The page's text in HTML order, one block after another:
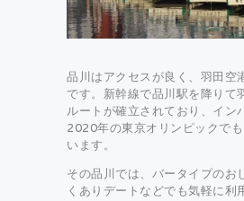
品川はアクセスが良く、羽田空
です。新幹線で品川駅を降りて
ルートが確立されており、イン
2020年の東京オリンピックで
います。
その品川では、バータイプのお
くありデートなどでも気軽に利